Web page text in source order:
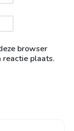
browser
reactie plaats.